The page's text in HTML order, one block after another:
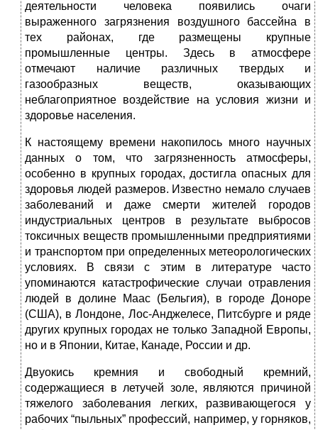
деятельности человека появились очаги
выраженного загрязнения воздушного бассейна в
тех районах, где размещены крупные
промышленные центры. Здесь в атмосфере
отмечают наличие различных твердых и
газообразных веществ, оказывающих
неблагоприятное воздействие на условия жизни и
здоровье населения.
К настоящему времени накопилось много научных
данных о том, что загрязненность атмосферы,
особенно в крупных городах, достигла опасных для
здоровья людей размеров. Известно немало случаев
заболеваний и даже смерти жителей городов
индустриальных центров в результате выбросов
токсичных веществ промышленными предприятиями
и транспортом при определенных метеорологических
условиях. В связи с этим в литературе часто
упоминаются катастрофические случаи отравления
людей в долине Маас (Бельгия), в городе Доноре
(США), в Лондоне, Лос-Анджелесе, Питсбурге и ряде
других крупных городах не только Западной Европы,
но и в Японии, Китае, Канаде, России и др.
Двуокись кремния и свободный кремний,
содержащиеся в летучей золе, являются причиной
тяжелого заболевания легких, развивающегося у
рабочих “пыльных” профессий, например, у горняков,